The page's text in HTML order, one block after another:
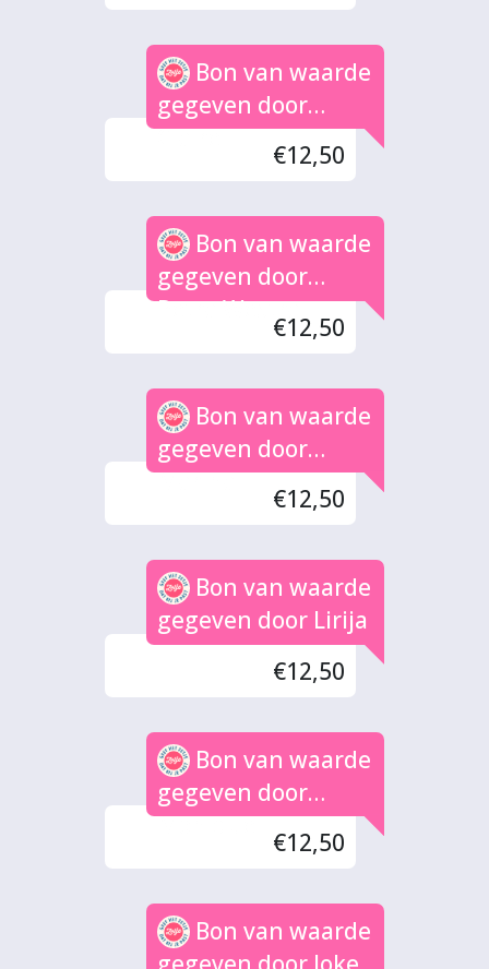
Bon van waarde
gegeven door
Claire
€12,50
Bon van waarde
gegeven door
Petra Westra
€12,50
Bon van waarde
gegeven door
Marina
€12,50
Bon van waarde
gegeven door Lirija
€12,50
Bon van waarde
gegeven door
Monique
€12,50
Bon van waarde